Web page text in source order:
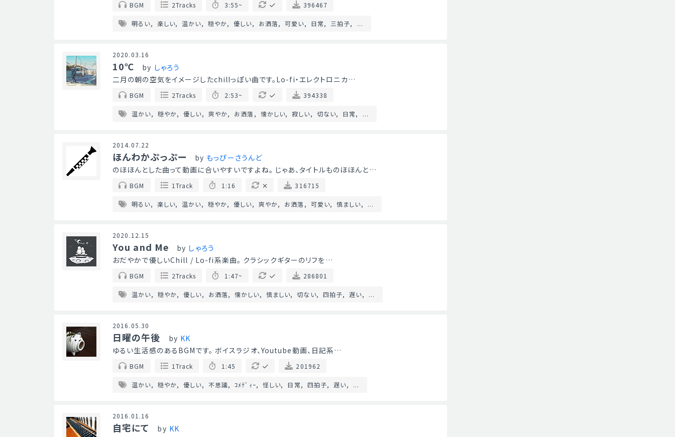
BGM 2Tracks 3:55~ 396467
明るい 楽しい 温かい 穏やか 優しい お洒落 可愛い 日常 三拍子 ...
2020.03.16
10℃ by しゃろう
二月の朝の空気をイメージしたchillっぽい曲です。Lo-fi・エレクトロニカ…
BGM 2Tracks 2:53~ 394338
温かい 穏やか 優しい 爽やか お洒落 懐かしい 寂しい 切ない 日常 ...
2014.07.22
ほんわかぷっぷー by もっぴーさうんど
のほほんとした曲って動画に合いやすいですよね。 じゃあ、タイトルものほほんと…
BGM 1Track 1:16 316715
明るい 楽しい 温かい 穏やか 優しい 爽やか お洒落 可愛い 慎ましい ...
2020.12.15
You and Me by しゃろう
おだやかで優しいChill / Lo-fi系楽曲。 クラシックギターのリフを…
BGM 2Tracks 1:47~ 286801
温かい 穏やか 優しい お洒落 懐かしい 慎ましい 切ない 四拍子 遅い ...
2016.05.30
日曜の午後 by KK
ゆるい生活感のあるBGMです。 ボイスラジオ、Youtube動画、日記系…
BGM 1Track 1:45 201962
温かい 穏やか 優しい 不思議 ｺﾒﾃﾞｨｰ 怪しい 日常 四拍子 遅い ...
2016.01.16
自宅にて by KK